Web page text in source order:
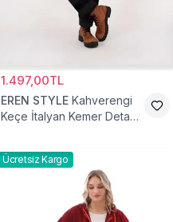
1.497,00TL
EREN STYLE Kahverengi
Keçe İtalyan Kemer Detaylı
Ücretsiz Kargo